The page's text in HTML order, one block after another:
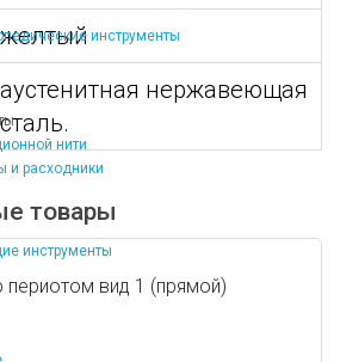
инструменты
нити
и расходники
инструменты
желтый
аустенитная нержавеющая
сталь.
товары
периотом вид 1 (прямой)